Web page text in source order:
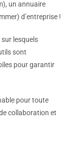
un annuaire
d’entreprise !
sur lesquels
sont
pour garantir
pour toute
collaboration et